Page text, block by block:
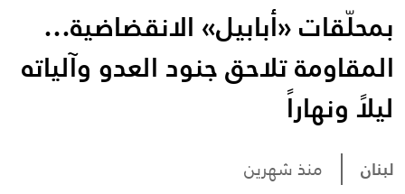
بمحلّقات «أبابيل» الانقضاضية…
المقاومة تلاحق جنود العدو وآلياته
ليلاً ونهاراً
لبنان منذ شهرين